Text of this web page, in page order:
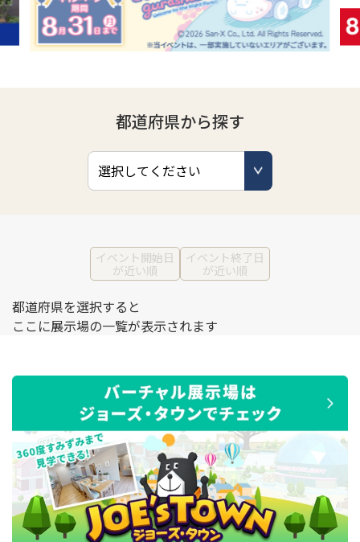
都道府県から探す
イベント開始日
が近い順
イベント終了日
が近い順
都道府県を選択すると
ここに展示場の一覧が表示されます